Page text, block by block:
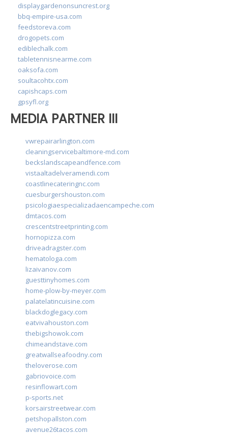
displaygardenonsuncrest.org
bbq-empire-usa.com
feedstoreva.com
drogopets.com
ediblechalk.com
tabletennisnearme.com
oaksofa.com
soultacohtx.com
capishcaps.com
gpsyfl.org
MEDIA PARTNER III
vwrepairarlington.com
cleaningservicebaltimore-md.com
beckslandscapeandfence.com
vistaaltadelveramendi.com
coastlinecateringnc.com
cuesburgershouston.com
psicologiaespecializadaencampeche.com
dmtacos.com
crescentstreetprinting.com
hornopizza.com
driveadragster.com
hematologa.com
lizaivanov.com
guesttinyhomes.com
home-plow-by-meyer.com
palatelatincuisine.com
blackdoglegacy.com
eatvivahouston.com
thebigshowok.com
chimeandstave.com
greatwallseafoodny.com
theloverose.com
gabriovoice.com
resinflowart.com
p-sports.net
korsairstreetwear.com
petshopallston.com
avenue26tacos.com